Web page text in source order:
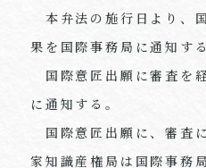
本弁法の施行日より、
果を国際事務局に通知する
国際意匠出願に審査を
に通知する。
国際意匠出願に、審査
家知識産権局は国際事務